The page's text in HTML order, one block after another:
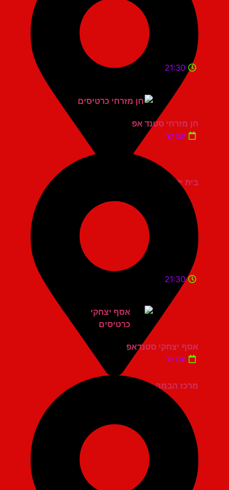
בית יד לבנים אשדוד
21:30
חן מזרחי סטנד אפ
יום ש'
מרכז הבמה גני תקווה
21:30
אסף יצחקי סטנדאפ
יום ש'